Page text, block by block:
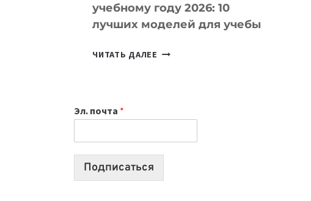
учебному году 2026: 10
лучших моделей для учебы
ЧИТАТЬ ДАЛЕЕ КАКОЙ
2026:
10
Эл. почта *
Подписаться